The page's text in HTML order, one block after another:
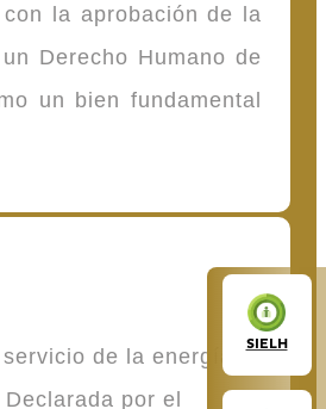
SIELH
la aprobación de la
Derecho Humano de
un bien fundamental
de la energía
por el